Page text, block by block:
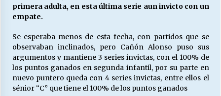
S.O.S. a los ricos, Save Our Souls (Salvar
¿Asesores con doble sueldo?
18/04/2026
primera adulta, en esta última serie aun invicto con un
empate.
Se esperaba menos de esta fecha, con partidos que se
observaban inclinados, pero Cañón Alonso puso sus
argumentos y mantiene 3 series invictas, con el 100% de
los puntos ganados en segunda infantil, por su parte en
nuevo puntero queda con 4 series invictas, entre ellos el
sénior “C” que tiene el 100% de los puntos ganados